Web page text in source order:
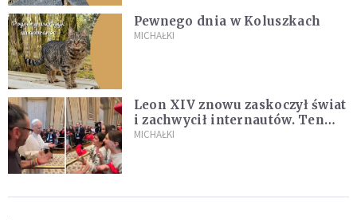
Pewnego dnia w Koluszkach
MICHAŁKI
Leon XIV znowu zaskoczył świat
i zachwycił internautów. Ten
film ma już 22 mln wyświetleń!
MICHAŁKI